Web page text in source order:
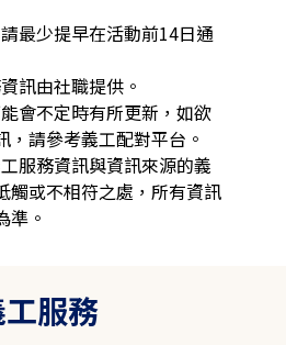
最少提早在活動前14日通
訊由社職提供。
會不定時有所更新，如欲
，請參考義工配對平台。
服務資訊與資訊來源的義
觸或不相符之處，所有資訊
準。
服務